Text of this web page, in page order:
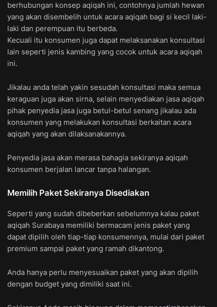
berhubungan konsep aqiqah ini, contohnya jumlah hewan
yang akan disembelih untuk acara aqiqah bagi si kecil laki-
laki dan perempuan itu berbeda.
Kecuali itu konsumen juga dapat melaksanakan konsultasi
lain seperti jenis kambing yang cocok untuk acara aqiqah
ini.
Jikalau anda telah yakin sesudah konsultasi maka semua
keraguan juga akan sirna, selain menyediakan jasa aqiqah
pihak penyedia jasa juga betul-betul senang jikalau ada
konsumen yang melakukan konsultasi berkaitan acara
aqiqah yang akan dilaksanakannya.
Penyedia jasa akan merasa bahagia sekiranya aqiqah
konsumen berjalan lancar tanpa halangan.
Memilih Paket Sekiranya Disediakan
Seperti yang sudah dibeberkan sebelumnya kalau paket
aqiqah Surabaya memiliki bermacam jenis paket yang
dapat dipilih oleh tiap-tiap konsumennya, mulai dari paket
premium sampai paket yang ramah dikantong.
Anda hanya perlu menyesuaikan paket yang akan dipilih
dengan budget yang dimiliki saat ini.